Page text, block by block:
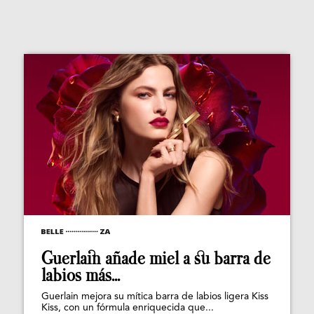
Guerlain añade miel a su barra de
labios más...
Guerlain mejora su mítica barra de labios ligera Kiss
Kiss, con un fórmula enriquecida que...